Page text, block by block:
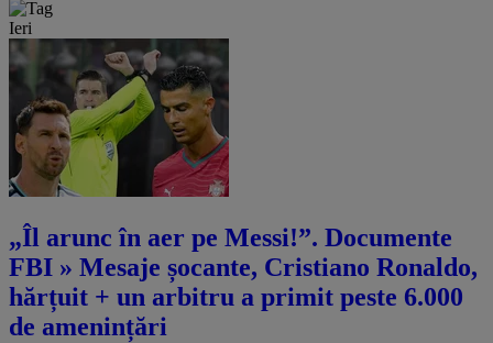
Ieri
„Îl arunc în aer pe Messi!”. Documente
FBI » Mesaje șocante, Cristiano Ronaldo,
hărțuit + un arbitru a primit peste 6.000
de amenințări